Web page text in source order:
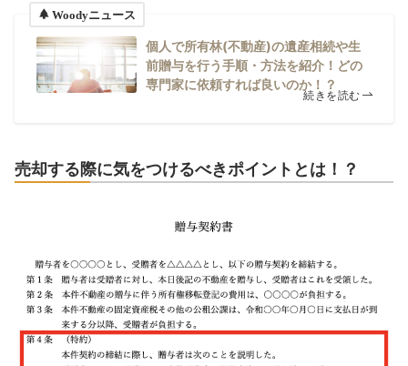
Woodyニュース
個人で所有林(不動産)の遺産相続や生
前贈与を行う手順・方法を紹介！どの
専門家に依頼すれば良いのか！？
続きを読む
売却する際に気をつけるべきポイントとは！？